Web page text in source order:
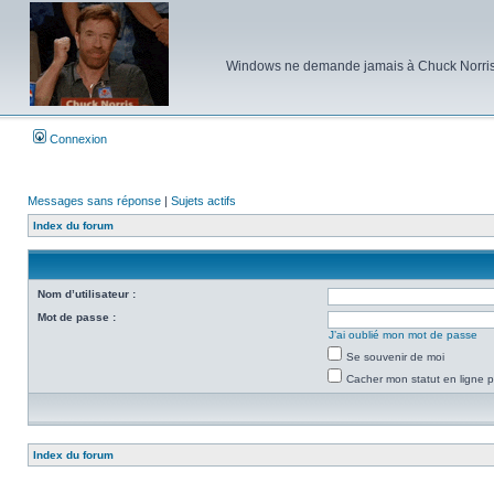
Windows ne demande jamais à Chuck
Connexion
Messages sans réponse | Sujets actifs
Index du forum
Nom d’utilisateur :
Mot de passe :
J’ai oublié mon mot de passe
Se souvenir de moi
Cacher mon statut en ligne
Index du forum